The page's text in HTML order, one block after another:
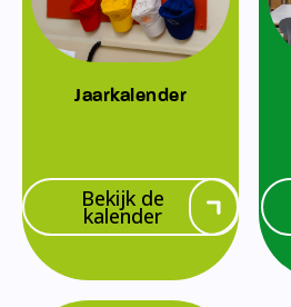
Jaarkalender
Bekijk de
kalender